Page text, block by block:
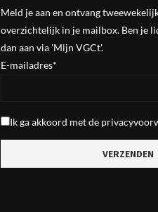
Meld je aan en ontvang
overzichtelijk in je mailbox. Ben je
dan aan via 'Mijn VGCt'.
E-mailadres*
Ik ga akkoord met de